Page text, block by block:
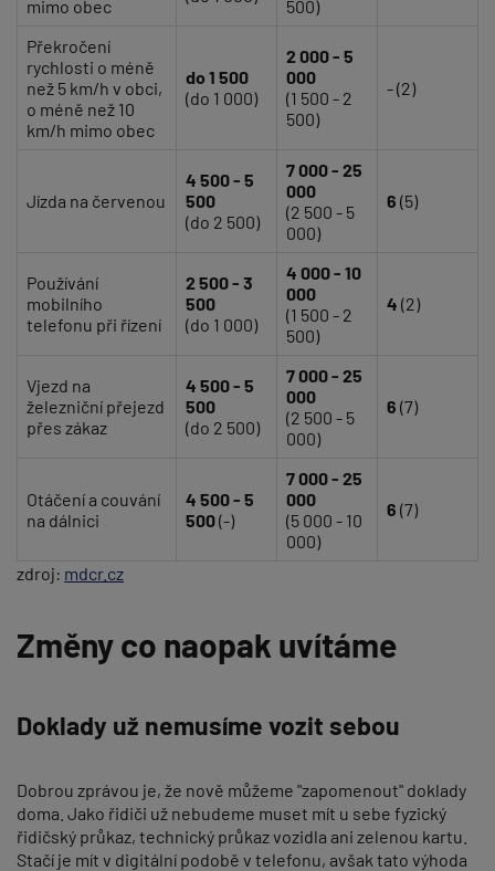
mimo obec
500)
Překročení
rychlosti o méně
než 5 km/h v obci,
o méně než 10
km/h mimo obec
do 1 500
(do 1 000)
2 000 - 5
000
(1 500 - 2
500)
- (2)
Jízda na červenou
4 500 - 5
500
(do 2 500)
7 000 - 25
000
(2 500 - 5
000)
6 (5)
Používání
mobilního
telefonu při řízení
2 500 - 3
500
(do 1 000)
4 000 - 10
000
(1 500 - 2
500)
4 (2)
Vjezd na
železniční přejezd
přes zákaz
4 500 - 5
500
(do 2 500)
7 000 - 25
000
(2 500 - 5
000)
6 (7)
Otáčení a couvání
na dálnici
4 500 - 5
500(-)
7 000 - 25
000
(5 000 - 10
000)
6 (7)
zdroj: mdcr.cz
Změny co naopak uvítáme
Doklady už nemusíme vozit sebou
Dobrou zprávou je, že nově můžeme "zapomenout" doklady
doma. Jako řidiči už nebudeme muset mít u sebe fyzický
řidičský průkaz, technický průkaz vozidla ani zelenou kartu.
Stačí je mít v digitální podobě v telefonu, avšak tato výhoda